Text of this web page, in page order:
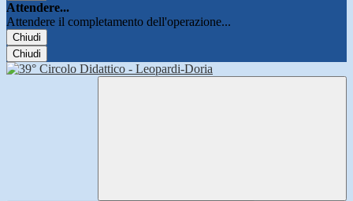
Attendere...
Attendere il completamento dell'operazione...
Chiudi
Chiudi